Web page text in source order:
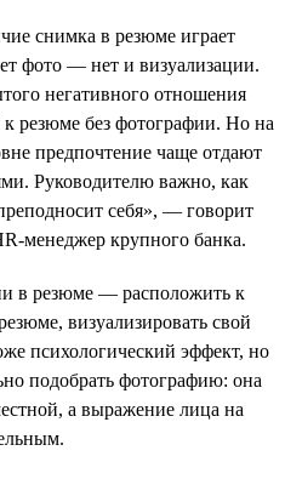
снимка в резюме играет
фото — нет и визуализации.
негативного отношения
к резюме без фотографии. Но на
предпочтение чаще отдают
Руководителю важно, как
себя», — говорит
менеджер крупного банка.
в резюме — расположить к
визуализировать свой
психологический эффект, но
подобрать фотографию: она
а выражение лица на